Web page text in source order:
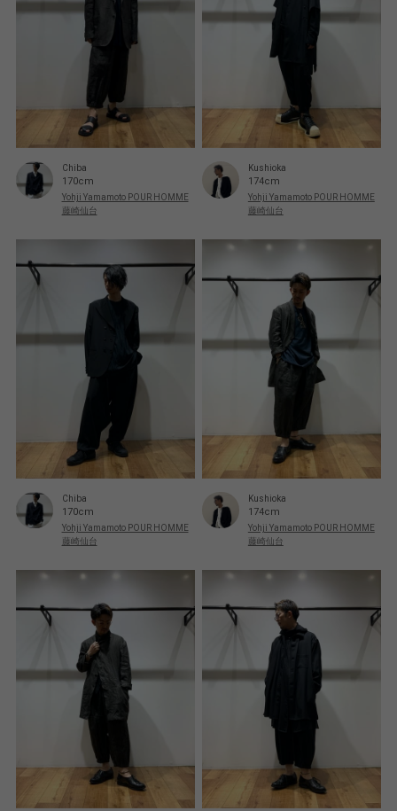
Chiba
170cm
Yohji Yamamoto POUR HOMME
藤崎仙台
Kushioka
174cm
Yohji Yamamoto POUR HOMME
藤崎仙台
Chiba
170cm
Yohji Yamamoto POUR HOMME
藤崎仙台
Kushioka
174cm
Yohji Yamamoto POUR HOMME
藤崎仙台